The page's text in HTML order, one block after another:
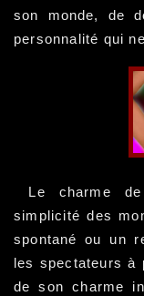
son monde, de
personnalité qui
Le charme
simplicité des
spontané ou un
les spectateurs à
de son charme